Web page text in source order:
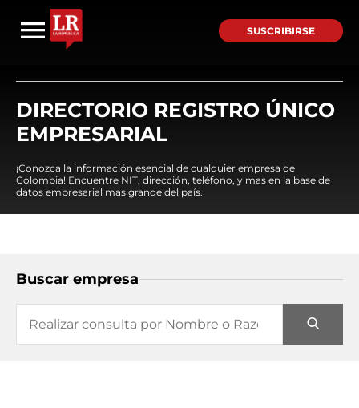
SUSCRIBIRSE
DIRECTORIO REGISTRO ÚNICO
EMPRESARIAL
¡Conozca la información esencial de cualquier empresa de
Colombia! Encuentre NIT, dirección, teléfono, y mas en la base de
datos empresarial mas grande del país.
Buscar empresa